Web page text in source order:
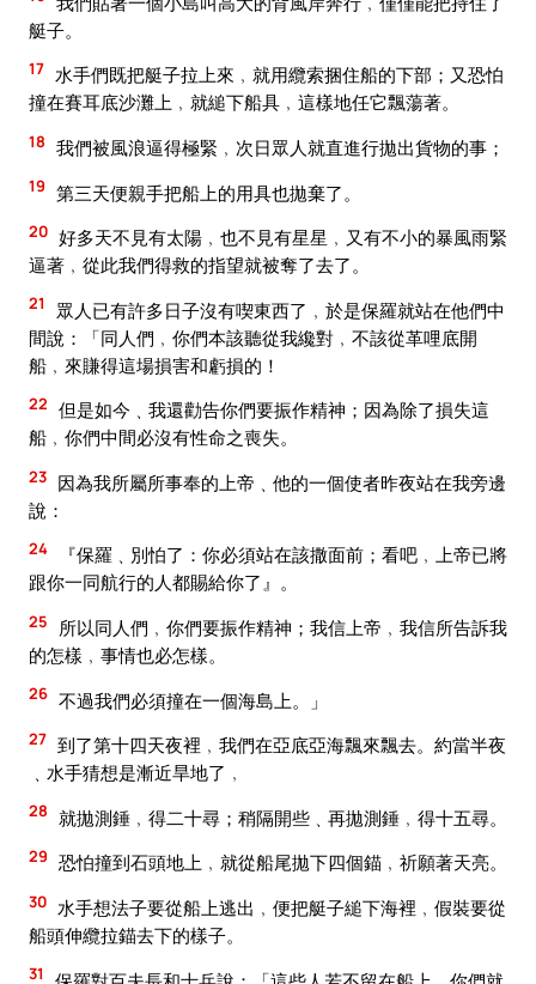
艇子。
17 水手們既把艇子拉上來﹐就用纜索捆住船的下部；又恐怕
撞在賽耳底沙灘上﹐就縋下船具﹐這樣地任它飄蕩著。
18 我們被風浪逼得極緊﹐次日眾人就直進行拋出貨物的事；
19 第三天便親手把船上的用具也拋棄了。
20 好多天不見有太陽﹐也不見有星星﹐又有不小的暴風雨緊
逼著﹐從此我們得救的指望就被奪了去了。
21
眾人已有許多日子沒有喫東西了﹐於是保羅就站在他們中
間說：「同人們﹐你們本該聽從我纔對﹐不該從革哩底開
船﹐來賺得這場損害和虧損的！
22 但是如今﹑我還勸告你們要振作精神；因為除了損失這
船﹐你們中間必沒有性命之喪失。
23 因為我所屬所事奉的上帝﹑他的一個使者昨夜站在我旁邊
說：
24
『保羅﹑別怕了：你必須站在該撒面前；看吧﹐上帝已將
跟你一同航行的人都賜給你了』。
25
所以同人們﹐你們要振作精神；我信上帝﹐我信所告訴我
的怎樣﹐事情也必怎樣。
26 不過我們必須撞在一個海島上。」
27 到了第十四天夜裡﹐我們在亞底亞海飄來飄去。約當半夜
﹑水手猜想是漸近旱地了﹐
28 就拋測錘﹐得二十尋；稍隔開些﹑再拋測錘﹐得十五尋。
29 恐怕撞到石頭地上﹐就從船尾拋下四個錨﹐祈願著天亮。
30 水手想法子要從船上逃出﹐便把艇子縋下海裡﹐假裝要從
船頭伸纜拉錨去下的樣子。
31